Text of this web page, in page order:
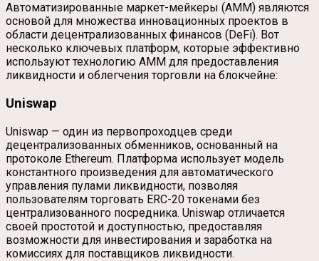
Автоматизированные маркет-мейкеры (AMM) являются
основой для множества инновационных проектов в
области децентрализованных финансов (DeFi). Вот
несколько ключевых платформ, которые эффективно
используют технологию AMM для предоставления
ликвидности и облегчения торговли на блокчейне:
Uniswap
Uniswap — один из первопроходцев среди
децентрализованных обменников, основанный на
протоколе Ethereum. Платформа использует модель
константного произведения для автоматического
управления пулами ликвидности, позволяя
пользователям торговать ERC-20 токенами без
централизованного посредника. Uniswap отличается
своей простотой и доступностью, предоставляя
возможности для инвестирования и заработка на
комиссиях для поставщиков ликвидности.